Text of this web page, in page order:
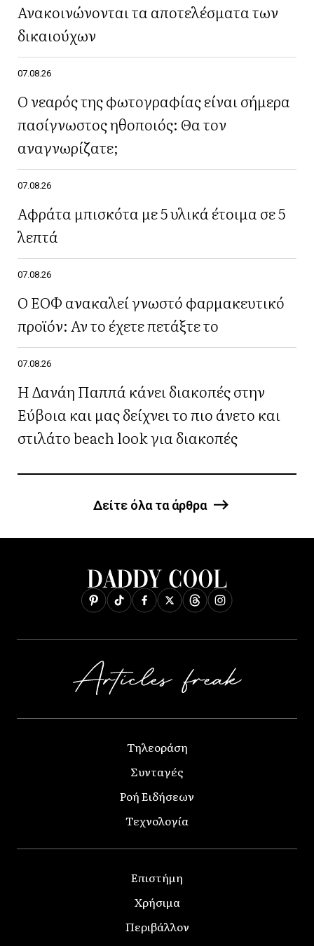
Ανακοινώνονται τα αποτελέσματα των
δικαιούχων
07.08.26
Ο νεαρός της φωτογραφίας είναι σήμερα
πασίγνωστος ηθοποιός: Θα τον
αναγνωρίζατε;
07.08.26
Αφράτα μπισκότα με 5 υλικά έτοιμα σε 5
λεπτά
07.08.26
Ο ΕΟΦ ανακαλεί γνωστό φαρμακευτικό
προϊόν: Αν το έχετε πετάξτε το
07.08.26
Η Δανάη Παππά κάνει διακοπές στην
Εύβοια και μας δείχνει το πιο άνετο και
στιλάτο beach look για διακοπές
Δείτε όλα τα άρθρα
Τηλεοράση
Συνταγές
Ροή Ειδήσεων
Τεχνολογία
Επιστήμη
Χρήσιμα
Περιβάλλον